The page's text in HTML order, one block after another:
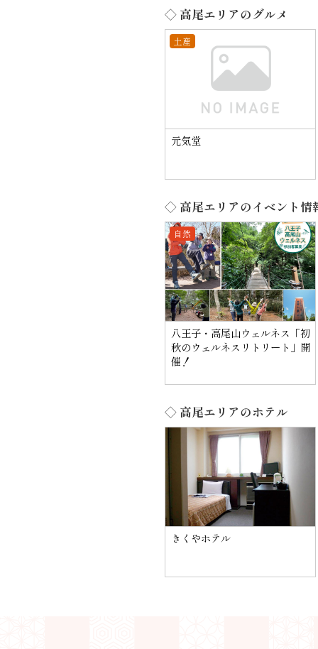
◇ 高尾エリアのグルメ
土産
元気堂
◇ 高尾エリアのイベント情
自然
八王子・高尾山ウェルネス「初
秋のウェルネスリトリート」開
催！
◇ 高尾エリアのホテル
きくやホテル